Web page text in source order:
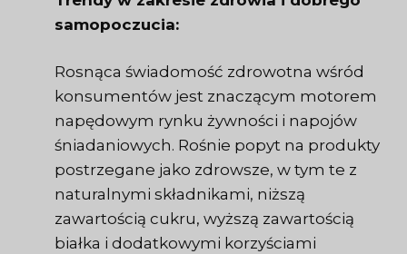
samopoczucia:
Rosnąca świadomość zdrowotna wśród
konsumentów jest znaczącym motorem
napędowym rynku żywności i napojów
śniadaniowych. Rośnie popyt na produkty
postrzegane jako zdrowsze, w tym te z
naturalnymi składnikami, niższą
zawartością cukru, wyższą zawartością
białka i dodatkowymi korzyściami